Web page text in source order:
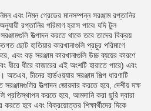
এবং নিম্ন গ্রেডের মানসম্পন্ন সরঞ্জাম রপ্তানির
রপ্তানির পরিমাণ হ্রাস পাবে৷ যদি টুল
উত্পাদন করতে থাকে তবে তাদের বিক্রয়
ছোট হাতিয়ার কারখানাগুলি প্রচুর পরিমাণে
এবং বড় সরঞ্জাম কারখানাগুলি উচ্চ ব্যয়ের কারণে
ধীরে ধীরে বাজারের এই অংশটি হারাতে পারে) এবং
চীনের হার্ডওয়্যার সরঞ্জাম শিল্প ধারণাটি
উত্পাদন জোরদার করতে হবে, দেশীয় দক্ষ
প্রতিস্থাপন করতে হবে, আমদানি করা ছুরি দ্বারা
হবে এবং বিক্রয়োত্তর শিক্ষার্থীদের দিকে